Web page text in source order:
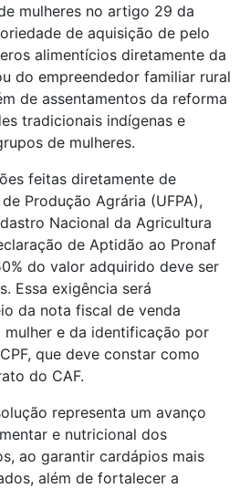
mulheres no artigo 29 da
de aquisição de pelo
alimentícios diretamente da
do empreendedor familiar rural
de assentamentos da reforma
tradicionais indígenas e
de mulheres.
feitas diretamente de
Produção Agrária (UFPA),
Nacional da Agricultura
de Aptidão ao Pronaf
do valor adquirido deve ser
Essa exigência será
da nota fiscal de venda
mulher e da identificação por
que deve constar como
do CAF.
representa um avanço
e nutricional dos
ao garantir cardápios mais
além de fortalecer a